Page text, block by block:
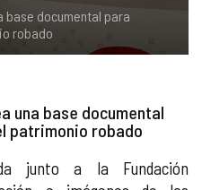
base documental para
robado
una base documental
patrimonio robado
junto a la Fundación